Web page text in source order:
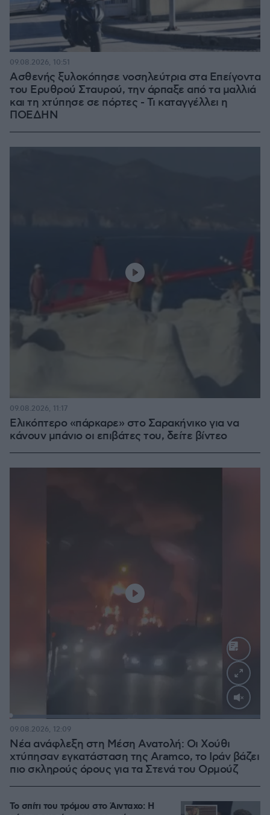
Ασθενής ξυλοκόπησε νοσηλεύτρια στα Επείγοντα
του Ερυθρού Σταυρού, την άρπαξε από τα μαλλιά
και τη χτύπησε σε πόρτες - Τι καταγγέλλει η
ΠΟΕΔΗΝ
09.08.2026, 10:51
Ελικόπτερο «πάρκαρε» στο Σαρακήνικο για να
κάνουν μπάνιο οι επιβάτες του, δείτε βίντεο
09.08.2026, 11:17
Νέα ανάφλεξη στη Μέση Ανατολή: Οι Χούθι
χτύπησαν εγκατάσταση της Aramco, το Ιράν βάζει
πιο σκληρούς όρους για τα Στενά του Ορμούζ
09.08.2026, 12:09
Το σπίτι του τρόμου στο Άινταχο: Η